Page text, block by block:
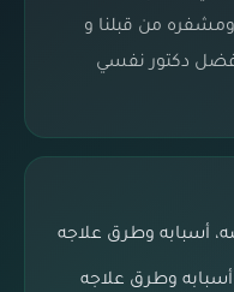
من قبلنا و
دكتور نفسي
أسبابه وطرق علاجه
وطرق علاجه